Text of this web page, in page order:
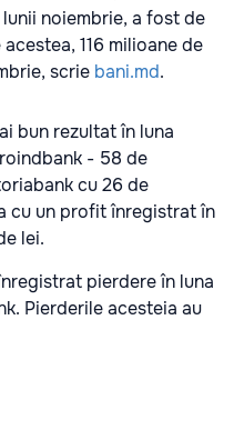
noiembrie, a fost de
116 milioane de
scrie bani.md.
bun rezultat în luna
- 58 de
cu 26 de
cu un profit înregistrat în
lei.
pierdere în luna
Pierderile acesteia au